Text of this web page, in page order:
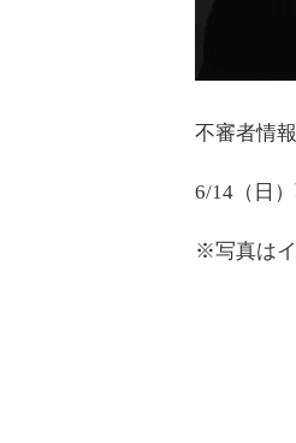
不審者情報
6/14（日
※写真はイ